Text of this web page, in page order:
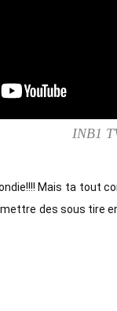
INB1
Mais ta tout
des sous tire